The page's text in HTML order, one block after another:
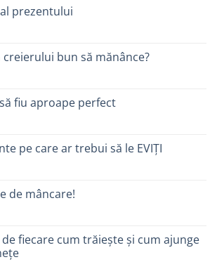
prezentului
creierului bun să mănânce?
fiu aproape perfect
pe care ar trebui să le EVIȚI
de mâncare!
fiecare cum trăiește și cum ajunge